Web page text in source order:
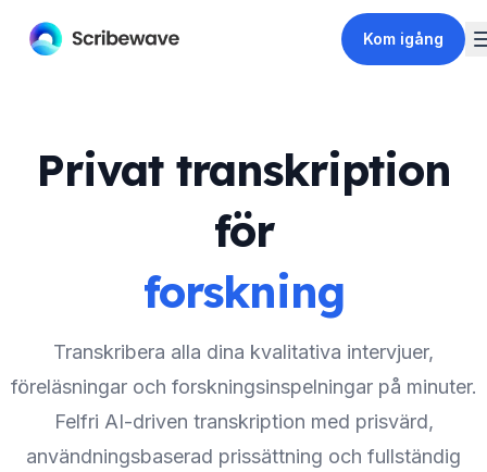
Kom igång
Privat transkription
för
forskning
Transkribera alla dina kvalitativa intervjuer,
föreläsningar och forskningsinspelningar på minuter.
Felfri AI-driven transkription med prisvärd,
användningsbaserad prissättning och fullständig